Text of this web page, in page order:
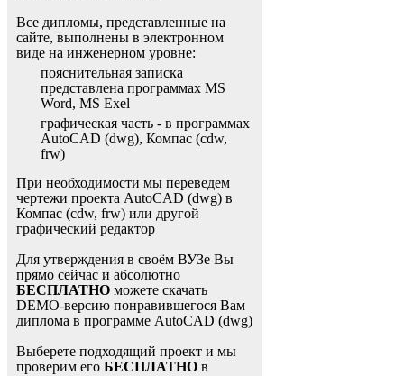
Все дипломы, представленные на
сайте, выполнены в электронном
виде на инженерном уровне:
пояснительная записка
представлена программах MS
Word, MS Exel
графическая часть - в программах
AutoCAD (dwg), Компас (cdw,
frw)
При необходимости мы переведем
чертежи проекта AutoCAD (dwg) в
Компас (cdw, frw) или другой
графический редактор
Для утверждения в своём ВУЗе Вы
прямо сейчас и абсолютно
БЕСПЛАТНО можете скачать
DEMO-версию понравившегося Вам
диплома в программе AutoCAD (dwg)
Выберете подходящий проект и мы
проверим его БЕСПЛАТНО в